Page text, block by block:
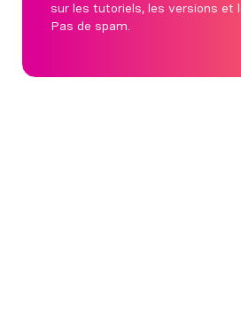
sur les tutoriels, les versions et
Pas de spam.